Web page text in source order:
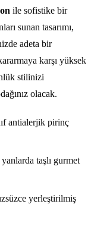
ile sofistike bir
sunan tasarımı,
adeta bir
karşı yüksek
stilinizi
olacak.
antialerjik pirinç
taşlı gurmet
yerleştirilmiş